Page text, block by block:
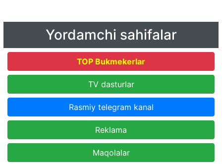
Yordamchi sahifalar
TOP Bukmekerlar
TV dasturlar
Rasmiy telegram kanal
Reklama
Maqolalar